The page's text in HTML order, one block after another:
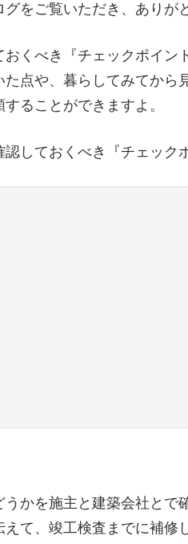
をご覧いただき、ありが
くべき『チェックポイン
点や、暮らしてみてから
ることができますよ。
しておくべき『チェック
かを施主と建築会社とで
て、竣工検査までに補修